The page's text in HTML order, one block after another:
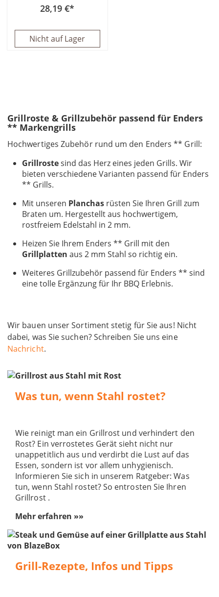
28,19 €
Nicht auf Lager
Grillroste & Grillzubehör passend für Enders
** Markengrills
Hochwertiges Zubehör rund um den Enders ** Grill:
Grillrostesind das Herz eines jeden Grills. Wir
bieten verschiedene Varianten passend für Enders
** Grills.
Mit unseren Planchas rüsten Sie Ihren Grill zum
Braten um. Hergestellt aus hochwertigem,
rostfreiem Edelstahl in 2 mm.
Heizen Sie Ihrem Enders ** Grill mit den
Grillplatten aus 2 mm Stahl so richtig ein.
Weiteres Grillzubehör passend für Enders ** sind
eine tolle Ergänzung für Ihr BBQ Erlebnis.
Wir bauen unser Sortiment stetig für Sie aus! Nicht
dabei, was Sie suchen? Schreiben Sie uns eine
Nachricht.
Was tun, wenn Stahl rostet?
Wie reinigt man ein Grillrost und verhindert den
Rost? Ein verrostetes Gerät sieht nicht nur
unappetitlich aus und verdirbt die Lust auf das
Essen, sondern ist vor allem unhygienisch.
Informieren Sie sich in unserem Ratgeber: Was
tun, wenn Stahl rostet? So entrosten Sie Ihren
Grillrost .
Mehr erfahren »»
Grill-Rezepte, Infos und Tipps